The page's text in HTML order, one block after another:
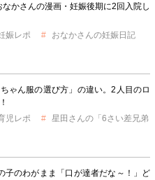
かさんの漫画・妊娠後期に2回入院し
娠レポ
おなかさんの妊娠日記
ちゃん服の選び方」の違い。2人目のロ
児レポ
星田さんの「6さい差兄弟
子のわがまま「口が達者だな～！」ど